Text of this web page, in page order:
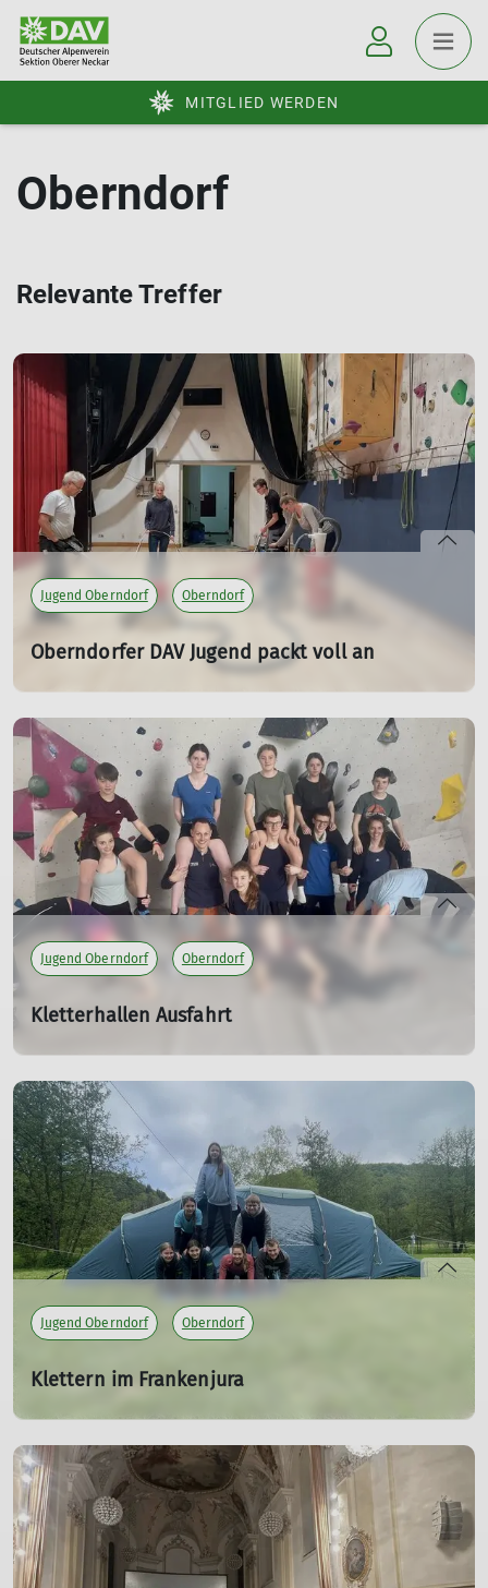
MITGLIED WERDEN
Oberndorf
Relevante Treffer
Jugend Oberndorf Oberndorf
Oberndorfer DAV Jugend packt voll an
Renovierung Holzboden vor der Kletterwand in der
Neckarhalle
mehr erfahren
Jugend Oberndorf Oberndorf
Kletterhallen Ausfahrt
25.03.2023
Heute wird mal auswärts geklettert.
mehr erfahren
Jugend Oberndorf Oberndorf
Klettern im Frankenjura
mehr erfahren